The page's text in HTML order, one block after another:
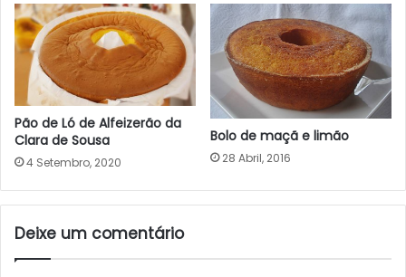
Pão de Ló de Alfeizerão da
Clara de Sousa
4 Setembro, 2020
Bolo de maçã e limão
28 Abril, 2016
Deixe um comentário